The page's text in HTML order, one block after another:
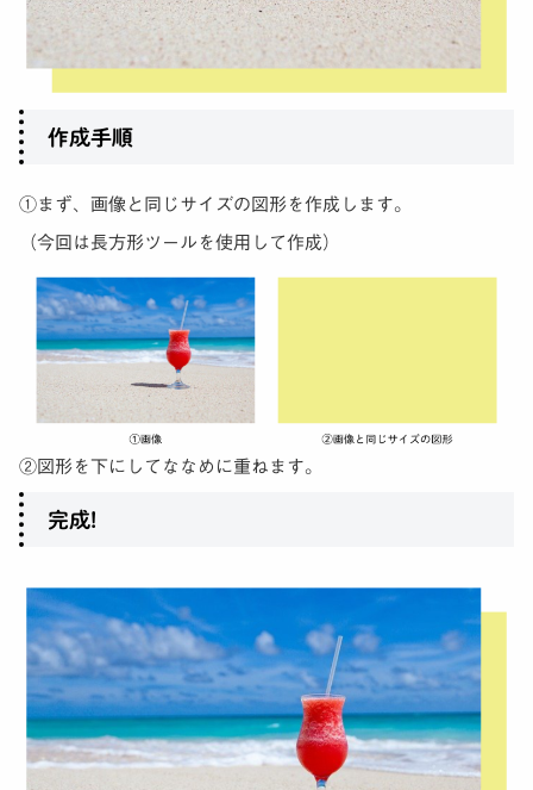
作成手順
①まず、画像と同じサイズの図形を作成します。
（今回は長方形ツールを使用して作成）
②図形を下にしてななめに重ねます。
完成!